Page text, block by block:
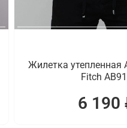
Жилетка утепленная
Fitch
6 190